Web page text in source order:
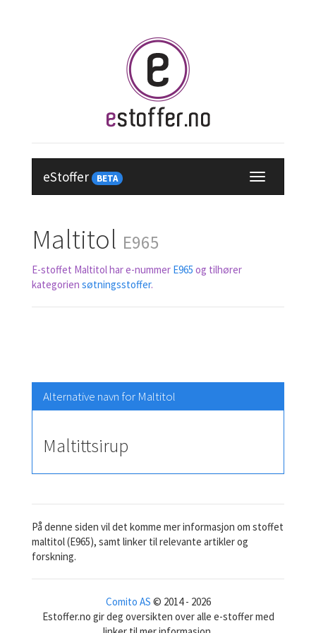
eStoffer BETA
Maltitol E965
E-stoffet Maltitol har e-nummer E965 og tilhører
kategorien søtningsstoffer.
Alternative navn for Maltitol
Maltittsirup
På denne siden vil det komme mer informasjon om stoffet
maltitol (E965), samt linker til relevante artikler og
forskning.
Comito AS © 2014 - 2026
Estoffer.no gir deg oversikten over alle e-stoffer med